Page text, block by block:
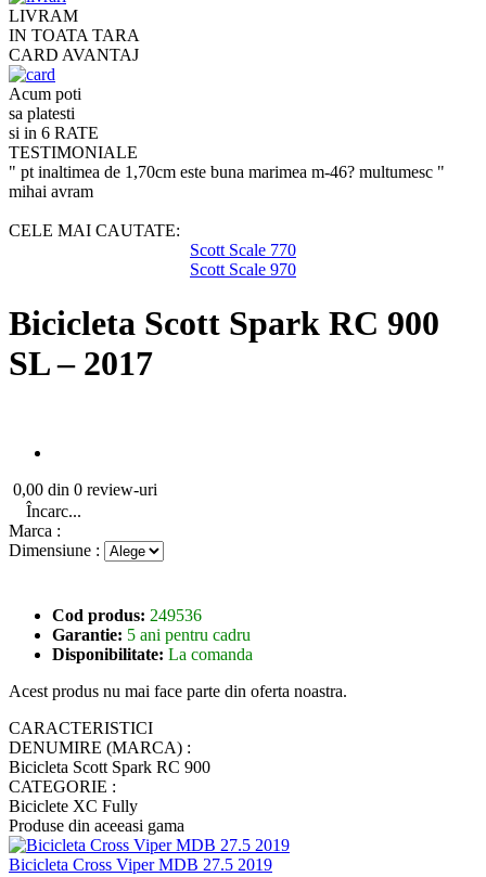
LIVRAM
IN TOATA TARA
CARD AVANTAJ
Acum poti
sa platesti
si in 6 RATE
TESTIMONIALE
" pt inaltimea de 1,70cm este buna marimea m-46? multumesc "
mihai avram
CELE MAI CAUTATE:
Scott Scale 770
Scott Scale 970
Bicicleta Scott Spark RC 900
SL – 2017
0,00 din 0 review-uri
Încarc...
Marca :
Dimensiune :
Cod produs: 249536
Garantie: 5 ani pentru cadru
Disponibilitate: La comanda
Acest produs nu mai face parte din oferta noastra.
CARACTERISTICI
DENUMIRE (MARCA) :
Bicicleta Scott Spark RC 900
CATEGORIE :
Biciclete XC Fully
Produse din aceeasi gama
Bicicleta Cross Viper MDB 27.5 2019